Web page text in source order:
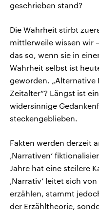
geschrieben stand?
Die Wahrheit stirbt
mittlerweile wissen wir
das so, wenn sie in
Wahrheit selbst ist
geworden. „Alternative
Zeitalter“? Längst ist
widersinnige
steckengeblieben.
Fakten werden derzeit
‚Narrativen‘
Jahre hat eine steilere
‚Narrativ‘ leitet sich
erzählen, stammt
der Erzähltheorie,